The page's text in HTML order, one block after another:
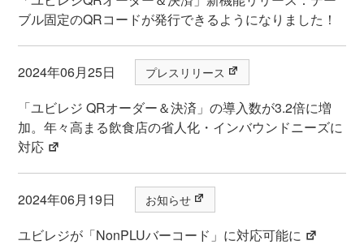
ブル固定のQRコードが発行できるようになりました！
2024年06月25日 プレスリリース
「ユビレジ QRオーダー＆決済」の導入数が3.2倍に増
加。年々高まる飲食店の省人化・インバウンドニーズに
対応
2024年06月19日 お知らせ
ユビレジが「NonPLUバーコード」に対応可能に